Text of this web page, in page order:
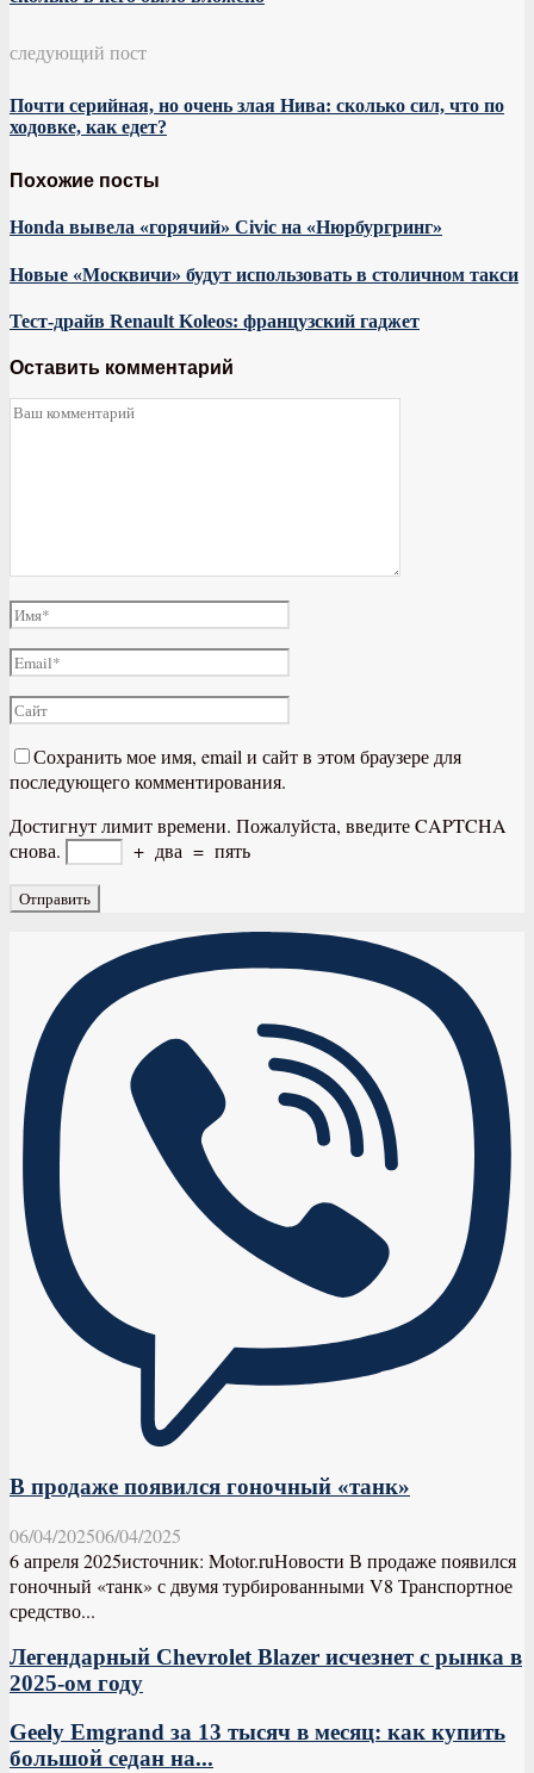
следующий пост
Почти серийная, но очень злая Нива: сколько сил, что по
ходовке, как едет?
Похожие посты
Honda вывела «горячий» Civic на «Нюрбургринг»
Новые «Москвичи» будут использовать в столичном такси
Тест-драйв Renault Koleos: французский гаджет
Оставить комментарий
Сохранить мое имя, email и сайт в этом браузере для
последующего комментирования.
Достигнут лимит времени. Пожалуйста, введите CAPTCHA
снова.
+ два = пять
В продаже появился гоночный «танк»
06/04/202506/04/2025
6 апреля 2025источник: Motor.ruНовости В продаже появился
гоночный «танк» с двумя турбированными V8 Транспортное
средство...
Легендарный Chevrolet Blazer исчезнет с рынка в
2025-ом году
Geely Emgrand за 13 тысяч в месяц: как купить
большой седан на...